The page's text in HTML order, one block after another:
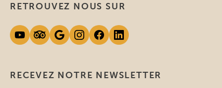
RECEVEZ NOTRE NEWSLETTER
RETROUVEZ NOUS SUR